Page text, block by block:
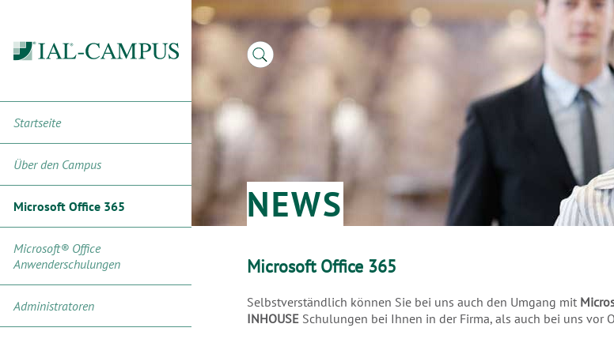
Startseite
Über den Campus
Microsoft Office 365
Microsoft® Office
Anwenderschulungen
Administratoren
NEWS
Microsoft Office 365
Selbstverständlich können Sie bei uns auch den Umgang mit
INHOUSE Schulungen bei Ihnen in der Firma, als auch bei uns vor